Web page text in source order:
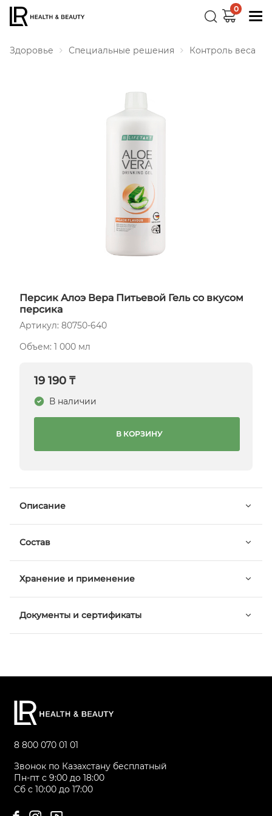
0
Здоровье Специальные решения Контроль веса
Персик Алоэ Вера Питьевой Гель со вкусом
персика
Артикул: 80750-640
Объем: 1 000 мл
19 190 ₸
В наличии
В КОРЗИНУ
Описание
Состав
Хранение и применение
Документы и сертификаты
8 800 070 01 01
Звонок по Казахстану бесплатный
Пн-пт с 9:00 до 18:00
Сб с 10:00 до 17:00